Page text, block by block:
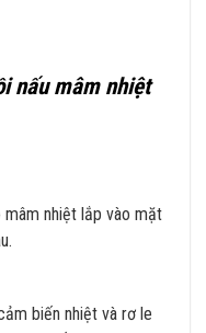
nấu mâm nhiệt
nhiệt lắp vào mặt
biến nhiệt và rơ le